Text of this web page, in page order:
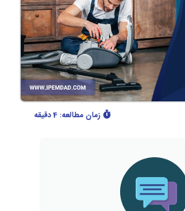
زمان مطالعه: 4 دقیقه